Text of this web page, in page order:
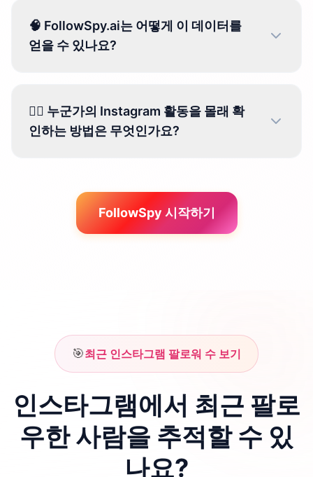
🧠 FollowSpy.ai는 어떻게 이 데이터를
얻을 수 있나요?
🕵️‍♀️ 누군가의 Instagram 활동을 몰래 확
인하는 방법은 무엇인가요?
FollowSpy 시작하기
🎯최근 인스타그램 팔로워 수 보기
인스타그램에서 최근 팔로
우한 사람을 추적할 수 있
나요?